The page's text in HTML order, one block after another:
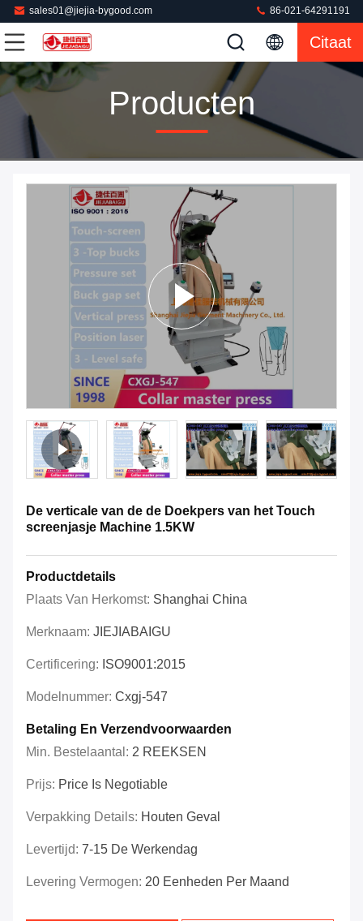
sales01@jiejia-bygood.com 86-021-64291191
Citaat
Producten
De verticale van de de Doekpers van het Touch
screenjasje Machine 1.5KW
Productdetails
Plaats Van Herkomst: Shanghai China
Merknaam: JIEJIABAIGU
Certificering: ISO9001:2015
Modelnummer: Cxgj-547
Betaling En Verzendvoorwaarden
Min. Bestelaantal: 2 REEKSEN
Prijs: Price Is Negotiable
Verpakking Details: Houten Geval
Levertijd: 7-15 De Werkendag
Levering Vermogen: 20 Eenheden Per Maand